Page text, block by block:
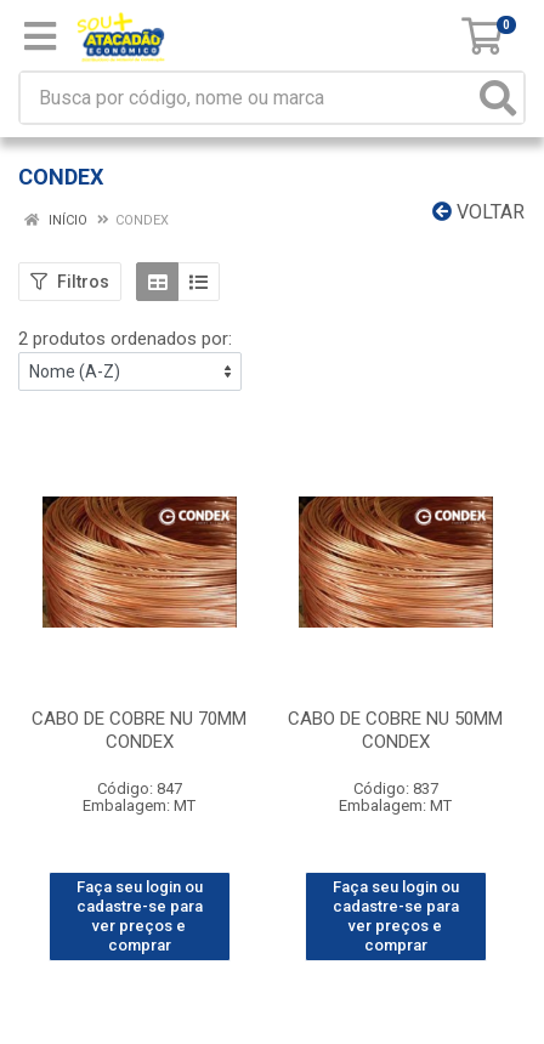
0
CONDEX
VOLTAR
INÍCIO CONDEX
Filtros
2 produtos ordenados por:
CABO DE COBRE NU 70MM
CONDEX
Código: 847
Embalagem: MT
Faça seu login ou
cadastre-se para
ver preços e
comprar
CABO DE COBRE NU 50MM
CONDEX
Código: 837
Embalagem: MT
Faça seu login ou
cadastre-se para
ver preços e
comprar